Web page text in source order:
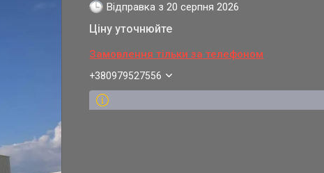
Відправка з 20 серпня 2026
Ціну уточнюйте
Замовлення тільки за телефоном
+380979527556